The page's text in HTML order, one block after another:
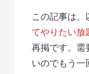
この記事は
てやりたい放
再掲です。需
いのでもう一